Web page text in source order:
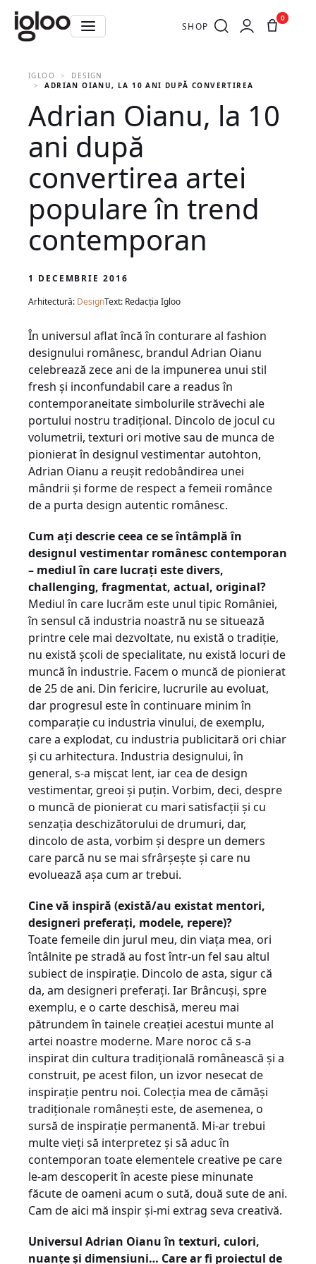
SHOP
0
IGLOO
DESIGN
ADRIAN OIANU, LA 10 ANI DUPĂ CONVERTIREA ARTEI
Adrian Oianu, la 10
ani după
convertirea artei
populare în trend
contemporan
1 DECEMBRIE 2016
Arhitectură: DesignText: Redacția Igloo
În universul aflat încă în conturare al fashion
designului românesc, brandul Adrian Oianu
celebrează zece ani de la impunerea unui stil
fresh și inconfundabil care a readus în
contemporaneitate simbolurile străvechi ale
portului nostru tradițional. Dincolo de jocul cu
volumetrii, texturi ori motive sau de munca de
pionierat în designul vestimentar autohton,
Adrian Oianu a reușit redobândirea unei
mândrii și forme de respect a femeii românce
de a purta design autentic românesc.
Cum ați descrie ceea ce se întâmplă în
designul vestimentar românesc contemporan
– mediul în care lucrați este divers,
challenging, fragmentat, actual, original?
Mediul în care lucrăm este unul tipic României,
în sensul că industria noastră nu se situează
printre cele mai dezvol­tate, nu există o tradiție,
nu există școli de specialitate, nu există locuri de
muncă în industrie. Facem o muncă de pionierat
de 25 de ani. Din fericire, lucrurile au evo­luat,
dar progresul este în continuare minim în
compa­ra­ție cu industria vinului, de exemplu,
care a explodat, cu industria publicitară ori chiar
și cu arhitectura. Industria designului, în
general, s-a mișcat lent, iar cea de design
vestimentar, greoi și puțin. Vorbim, deci, despre
o muncă de pionierat cu mari satisfacții și cu
senzația deschizătorului de drumuri, dar,
dincolo de asta, vorbim și despre un demers
care parcă nu se mai sfrârșește și care nu
evoluează așa cum ar trebui.
Cine vă inspiră (există/au existat mentori,
designeri preferați, modele, repere)?
Toate femeile din jurul meu, din viața mea, ori
întâlnite pe stradă au fost într-un fel sau altul
subiect de inspirație. Dincolo de asta, sigur că
da, am designeri preferați. Iar Brâncuși, spre
exemplu, e o carte deschisă, mereu mai
pătrundem în tainele creației acestui munte al
artei noastre moderne. Mare noroc că s-a
inspirat din cultura tradițională românească și a
construit, pe acest filon, un izvor nesecat de
inspirație pentru noi. Colecția mea de cămăși
tradiționale românești este, de asemenea, o
sursă de inspirație permanentă. Mi-ar trebui
multe vieți să interpretez și să aduc în
contemporan toate elementele creative pe care
le-am descoperit în aceste piese minunate
făcute de oameni acum o sută, două sute de ani.
Cam de aici mă inspir și-mi extrag seva creativă.
Universul Adrian Oianu în texturi, culori,
nuanțe și dimensiuni… Care ar fi proiectul de